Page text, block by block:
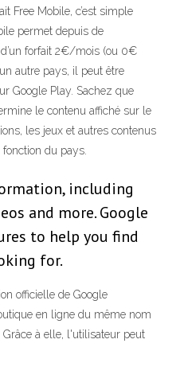
Free Mobile, c’est simple
permet depuis de
forfait 2€/mois (ou 0€
autre pays, il peut être
Google Play. Sachez que
le contenu affiché sur le
les jeux et autres contenus
du pays.
including
and more. Google
to help you find
for.
officielle de Google
en ligne du même nom
à elle, l'utilisateur peut